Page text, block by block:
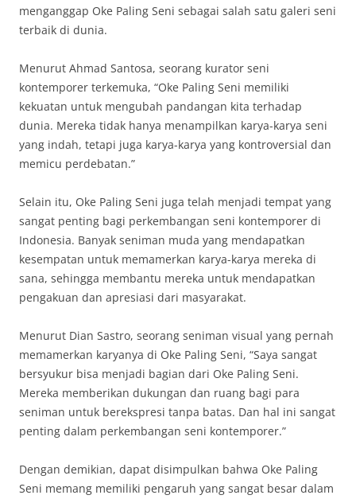
menganggap Oke Paling Seni sebagai salah satu galeri seni
terbaik di dunia.
Menurut Ahmad Santosa, seorang kurator seni
kontemporer terkemuka, “Oke Paling Seni memiliki
kekuatan untuk mengubah pandangan kita terhadap
dunia. Mereka tidak hanya menampilkan karya-karya seni
yang indah, tetapi juga karya-karya yang kontroversial dan
memicu perdebatan.”
Selain itu, Oke Paling Seni juga telah menjadi tempat yang
sangat penting bagi perkembangan seni kontemporer di
Indonesia. Banyak seniman muda yang mendapatkan
kesempatan untuk memamerkan karya-karya mereka di
sana, sehingga membantu mereka untuk mendapatkan
pengakuan dan apresiasi dari masyarakat.
Menurut Dian Sastro, seorang seniman visual yang pernah
memamerkan karyanya di Oke Paling Seni, “Saya sangat
bersyukur bisa menjadi bagian dari Oke Paling Seni.
Mereka memberikan dukungan dan ruang bagi para
seniman untuk berekspresi tanpa batas. Dan hal ini sangat
penting dalam perkembangan seni kontemporer.”
Dengan demikian, dapat disimpulkan bahwa Oke Paling
Seni memang memiliki pengaruh yang sangat besar dalam